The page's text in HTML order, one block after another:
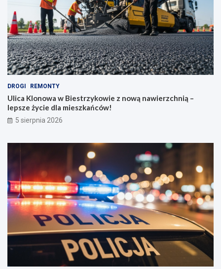
DROGI REMONTY
Ulica Klonowa w Biestrzykowie z nową nawierzchnią –
lepsze życie dla mieszkańców!
5 sierpnia 2026